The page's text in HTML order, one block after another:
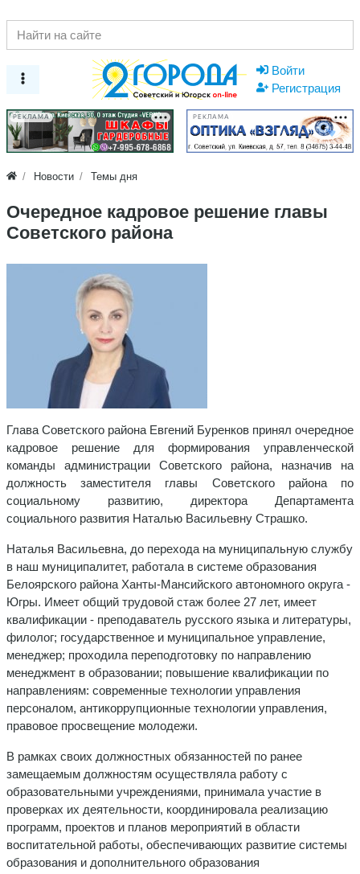
Войти
Регистрация
РЕКЛАМА РЕКЛАМА
Новости Темы дня
Очередное кадровое решение главы
Советского района
Глава Советского района Евгений Буренков принял очередное
кадровое решение для формирования управленческой
команды администрации Советского района, назначив на
должность заместителя главы Советского района по
социальному развитию, директора Департамента
социального развития Наталью Васильевну Страшко.
Наталья Васильевна, до перехода на муниципальную службу
в наш муниципалитет, работала в системе образования
Белоярского района Ханты-Мансийского автономного округа -
Югры. Имеет общий трудовой стаж более 27 лет, имеет
квалификации - преподаватель русского языка и литературы,
филолог; государственное и муниципальное управление,
менеджер; проходила переподготовку по направлению
менеджмент в образовании; повышение квалификации по
направлениям: современные технологии управления
персоналом, антикоррупционные технологии управления,
правовое просвещение молодежи.
В рамках своих должностных обязанностей по ранее
замещаемым должностям осуществляла работу с
образовательными учреждениями, принимала участие в
проверках их деятельности, координировала реализацию
программ, проектов и планов мероприятий в области
воспитательной работы, обеспечивающих развитие системы
образования и дополнительного образования